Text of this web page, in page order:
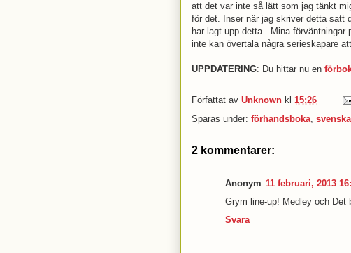
att det var inte så lätt som jag tänkt
för det. Inser när jag skriver detta satt
har lagt upp detta. Mina förväntningar
inte kan övertala några serieskapare
UPPDATERING: Du hittar nu en
Författat av Unknown kl 15:26
Sparas under: förhandsboka,
2 kommentarer:
Anonym 11 februari, 2013
Grym line-up! Medley och Det
Svara